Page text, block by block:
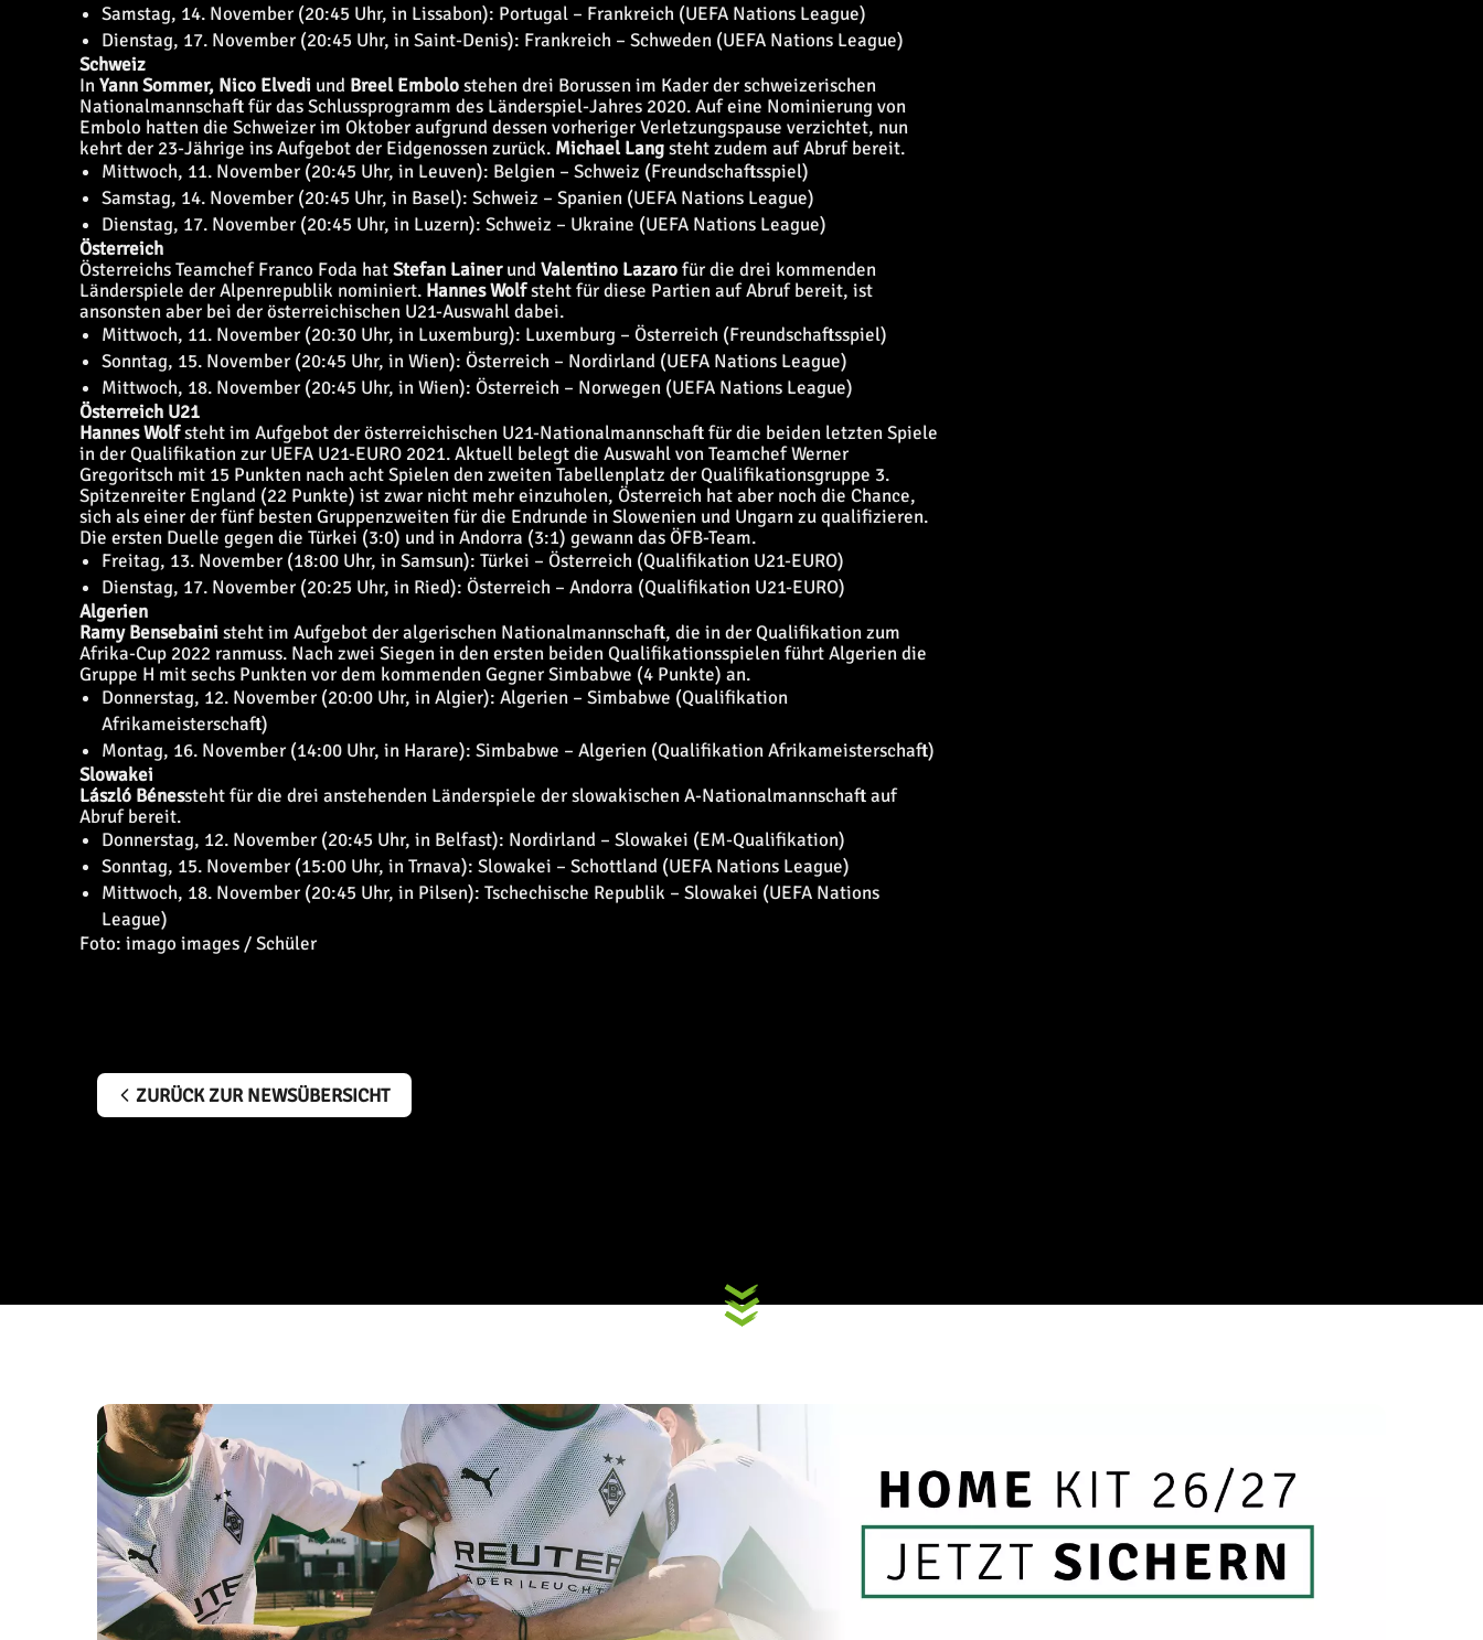
Samstag, 14. November (20:45 Uhr, in Lissabon): Portugal – Frankreich (UEFA Nations League)
Dienstag, 17. November (20:45 Uhr, in Saint-Denis): Frankreich – Schweden (UEFA Nations League)
Schweiz
InYann Sommer, Nico Elvedi und Breel Embolostehen drei Borussen im Kader der schweizerischen
Nationalmannschaft für dasSchlussprogramm des Länderspiel-Jahres 2020. Auf eine Nominierung von
Embolo hatten die Schweizer im Oktober aufgrund dessen vorheriger Verletzungspause verzichtet, nun
kehrt der 23-Jährige ins Aufgebot der Eidgenossen zurück. Michael Langsteht zudem auf Abruf bereit.
Mittwoch, 11. November (20:45 Uhr, in Leuven): Belgien – Schweiz (Freundschaftsspiel)
Samstag, 14. November (20:45 Uhr, in Basel): Schweiz – Spanien (UEFA Nations League)
Dienstag, 17. November (20:45 Uhr, in Luzern): Schweiz – Ukraine (UEFA Nations League)
Österreich
Österreichs Teamchef Franco Foda hatStefan Lainerund Valentino Lazarofür die drei kommenden
Länderspiele der Alpenrepublik nominiert. Hannes Wolfsteht für diese Partien auf Abruf bereit, ist
ansonsten aber bei der österreichischen U21-Auswahl dabei.
Mittwoch, 11. November (20:30 Uhr, in Luxemburg): Luxemburg – Österreich (Freundschaftsspiel)
Sonntag, 15. November (20:45 Uhr, in Wien): Österreich – Nordirland (UEFA Nations League)
Mittwoch, 18. November (20:45 Uhr, in Wien): Österreich – Norwegen (UEFA Nations League)
Österreich U21
Hannes Wolfsteht im Aufgebot der österreichischen U21-Nationalmannschaft für die beiden letzten Spiele
in der Qualifikation zur UEFA U21-EURO 2021. Aktuell belegt die Auswahl von Teamchef Werner
Gregoritsch mit 15 Punkten nach acht Spielen den zweiten Tabellenplatz der Qualifikationsgruppe 3.
Spitzenreiter England (22 Punkte) ist zwar nicht mehr einzuholen, Österreich hat aber noch die Chance,
sich als einer der fünf besten Gruppenzweiten für die Endrunde in Slowenien und Ungarn zu qualifizieren.
Die ersten Duelle gegen die Türkei (3:0) und in Andorra (3:1) gewann das ÖFB-Team.
Freitag, 13. November (18:00 Uhr, in Samsun): Türkei – Österreich (Qualifikation U21-EURO)
Dienstag, 17. November (20:25 Uhr, in Ried): Österreich – Andorra (Qualifikation U21-EURO)
Algerien
Ramy Bensebaini steht im Aufgebot der algerischen Nationalmannschaft, die in der Qualifikation zum
Afrika-Cup 2022 ranmuss. Nach zwei Siegen in den ersten beiden Qualifikationsspielen führt Algerien die
Gruppe H mit sechs Punkten vor dem kommenden Gegner Simbabwe (4 Punkte) an.
Donnerstag, 12. November (20:00 Uhr, in Algier): Algerien – Simbabwe (Qualifikation
Afrikameisterschaft)
Montag, 16. November (14:00 Uhr, in Harare): Simbabwe – Algerien (Qualifikation Afrikameisterschaft)
Slowakei
László Bénessteht für die drei anstehenden Länderspiele der slowakischen A-Nationalmannschaft auf
Abruf bereit.
Donnerstag, 12. November (20:45 Uhr, in Belfast): Nordirland – Slowakei (EM-Qualifikation)
Sonntag, 15. November (15:00 Uhr, in Trnava): Slowakei – Schottland (UEFA Nations League)
Mittwoch, 18. November (20:45 Uhr, in Pilsen): Tschechische Republik – Slowakei (UEFA Nations
League)
Foto: imago images / Schüler
ZURÜCK ZUR NEWSÜBERSICHT